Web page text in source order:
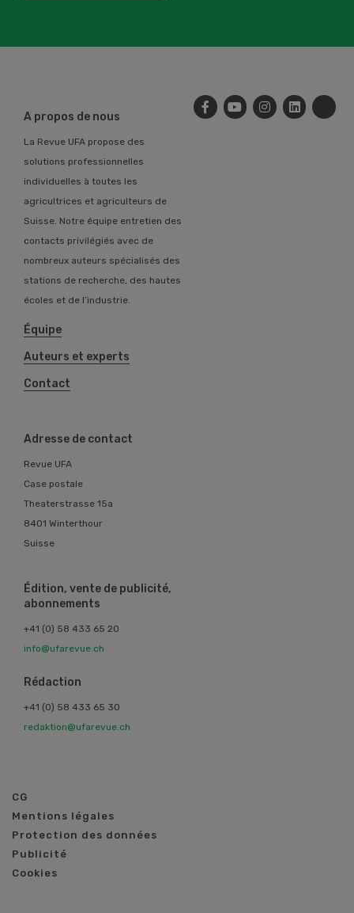
A propos de nous
La Revue UFA propose des
solutions professionnelles
individuelles à toutes les
agricultrices et agriculteurs de
Suisse. Notre équipe entretien des
contacts privilégiés avec de
nombreux auteurs spécialisés des
stations de recherche, des hautes
écoles et de l’industrie.
Équipe
Auteurs et experts
Contact
Adresse de contact
Revue UFA
Case postale
Theaterstrasse 15a
8401 Winterthour
Suisse
Édition, vente de publicité,
abonnements
+41 (0) 58 433 65 20
info@ufarevue.ch
Rédaction
+41 (0) 58 433 65 30
redaktion@ufarevue.ch
CG
Mentions légales
Protection des données
Publicité
Cookies